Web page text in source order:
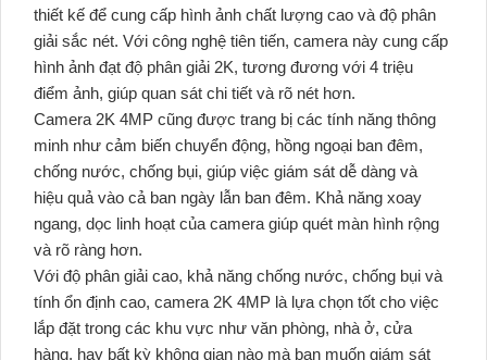
thiết kế để cung cấp hình ảnh chất lượng cao và độ phân
giải sắc nét. Với công nghệ tiên tiến, camera này cung cấp
hình ảnh đạt độ phân giải 2K, tương đương với 4 triệu
điểm ảnh, giúp quan sát chi tiết và rõ nét hơn.
Camera 2K 4MP cũng được trang bị các tính năng thông
minh như cảm biến chuyển động, hồng ngoại ban đêm,
chống nước, chống bụi, giúp việc giám sát dễ dàng và
hiệu quả vào cả ban ngày lẫn ban đêm. Khả năng xoay
ngang, dọc linh hoạt của camera giúp quét màn hình rộng
và rõ ràng hơn.
Với độ phân giải cao, khả năng chống nước, chống bụi và
tính ổn định cao, camera 2K 4MP là lựa chọn tốt cho việc
lắp đặt trong các khu vực như văn phòng, nhà ở, cửa
hàng, hay bất kỳ không gian nào mà bạn muốn giám sát